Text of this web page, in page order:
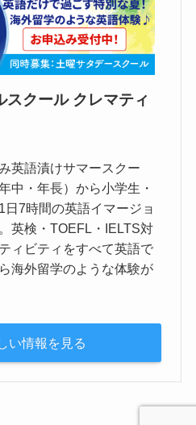
スクール クレマティ
英語漬けサマースクー
中・年長）から小学生・
7時間の英語イマージョ
英検・TOEFL・IELTS対
ィビティをすべて英語で
海外留学のような体験が
い情報を見る